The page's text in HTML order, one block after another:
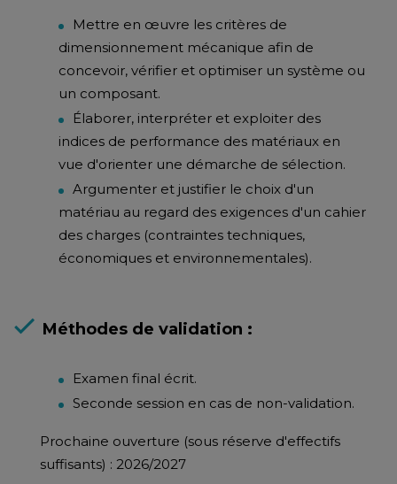
Mettre en œuvre les critères de
dimensionnement mécanique afin de
concevoir, vérifier et optimiser un système ou
un composant.
Élaborer, interpréter et exploiter des
indices de performance des matériaux en
vue d'orienter une démarche de sélection.
Argumenter et justifier le choix d'un
matériau au regard des exigences d'un cahier
des charges (contraintes techniques,
économiques et environnementales).
Méthodes de validation :
Examen final écrit.
Seconde session en cas de non-validation.
Prochaine ouverture (sous réserve d'effectifs
suffisants) : 2026/2027